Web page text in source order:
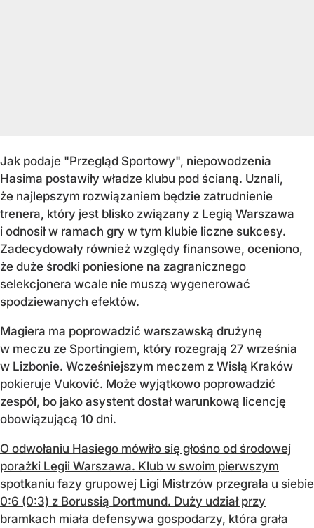
Jak podaje "Przegląd Sportowy", niepowodzenia
Hasima postawiły władze klubu pod ścianą. Uznali,
że najlepszym rozwiązaniem będzie zatrudnienie
trenera, który jest blisko związany z Legią Warszawa
i odnosił w ramach gry w tym klubie liczne sukcesy.
Zadecydowały również względy finansowe, oceniono,
że duże środki poniesione na zagranicznego
selekcjonera wcale nie muszą wygenerować
spodziewanych efektów.
Magiera ma poprowadzić warszawską drużynę
w meczu ze Sportingiem, który rozegrają 27 września
w Lizbonie. Wcześniejszym meczem z Wisłą Kraków
pokieruje Vuković. Może wyjątkowo poprowadzić
zespół, bo jako asystent dostał warunkową licencję
obowiązującą 10 dni.
O odwołaniu Hasiego mówiło się głośno od środowej
porażki Legii Warszawa. Klub w swoim pierwszym
spotkaniu fazy grupowej Ligi Mistrzów przegrała u siebie
0:6 (0:3) z Borussią Dortmund. Duży udział przy
bramkach miała defensywa gospodarzy, która grała